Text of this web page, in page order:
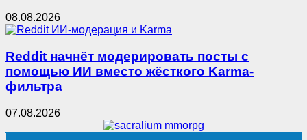
08.08.2026
Reddit начнёт модерировать посты с
помощью ИИ вместо жёсткого Karma-
фильтра
07.08.2026